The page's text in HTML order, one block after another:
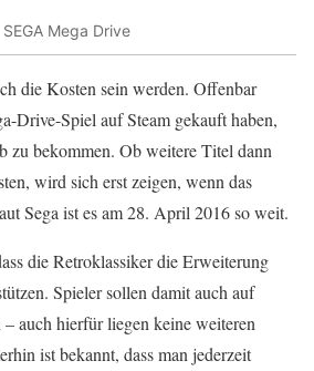
SEGA Mega Drive
die Kosten sein werden. Offenbar
Drive-Spiel auf Steam gekauft haben,
zu bekommen. Ob weitere Titel dann
wird sich erst zeigen, wenn das
Sega ist es am 28. April 2016 so weit.
die Retroklassiker die Erweiterung
Spieler sollen damit auch auf
auch hierfür liegen keine weiteren
ist bekannt, dass man jederzeit